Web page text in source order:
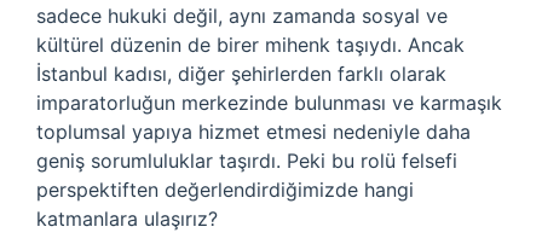
sadece hukuki değil, aynı zamanda sosyal ve
kültürel düzenin de birer mihenk taşıydı. Ancak
İstanbul kadısı, diğer şehirlerden farklı olarak
imparatorluğun merkezinde bulunması ve karmaşık
toplumsal yapıya hizmet etmesi nedeniyle daha
geniş sorumluluklar taşırdı. Peki bu rolü felsefi
perspektiften değerlendirdiğimizde hangi
katmanlara ulaşırız?